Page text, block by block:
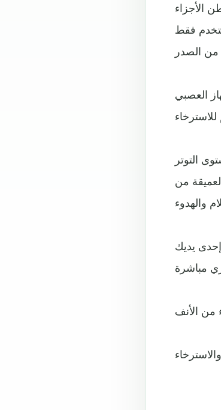
الأجزاء
فقط
العصبي
التوتر
من
يديك